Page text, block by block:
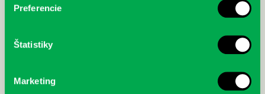
Preferencie
Štatistiky
Marketing
nezastaviteľný